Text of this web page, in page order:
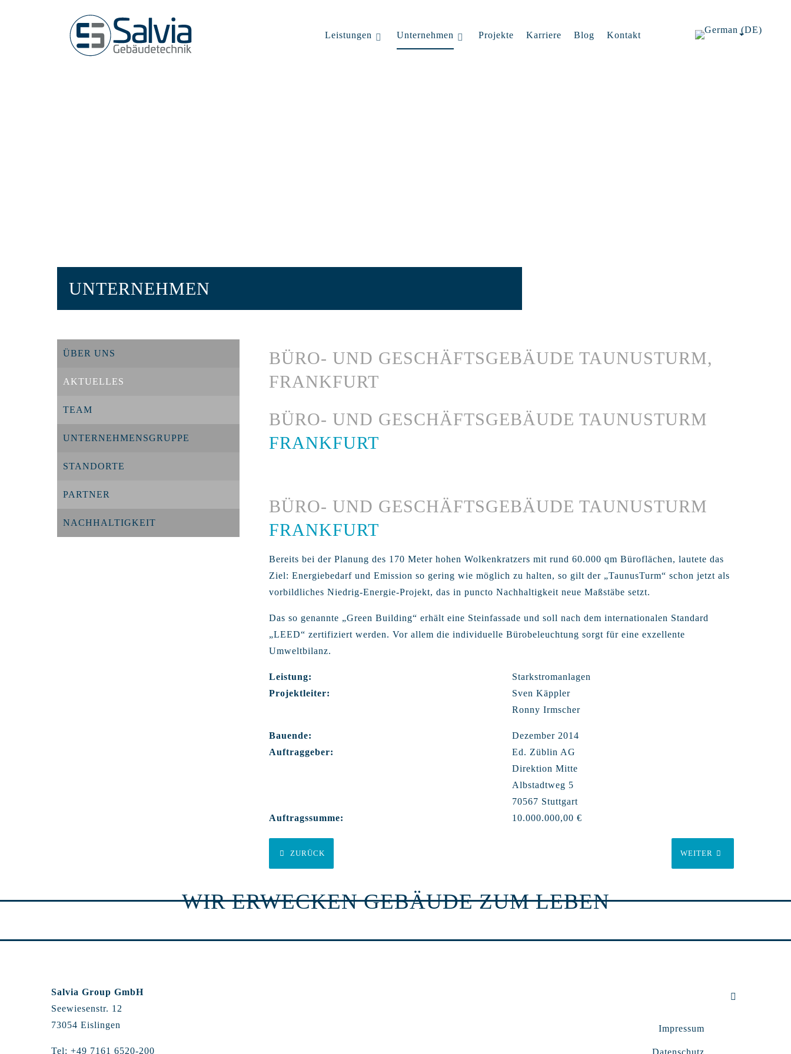
Leistungen Unternehmen Projekte Karriere Blog Kontakt
UNTERNEHMEN
ÜBER UNS
AKTUELLES
TEAM
UNTERNEHMENSGRUPPE
STANDORTE
PARTNER
NACHHALTIGKEIT
BÜRO- UND GESCHÄFTSGEBÄUDE TAUNUSTURM,
FRANKFURT
BÜRO- UND GESCHÄFTSGEBÄUDE TAUNUSTURM
FRANKFURT
BÜRO- UND GESCHÄFTSGEBÄUDE TAUNUSTURM
FRANKFURT
Bereits bei der Pla­nung des 170 Meter hohen Wolken­kratzers mit rund 60.000 qm Büro­flächen, lautete das
Ziel: Energie­bedarf und Emission so gering wie möglich zu halten, so gilt der „TaunusTurm“ schon jetzt als
vorbildliches Niedrig-Energie-Projekt, das in puncto Nach­haltig­keit neue Maßstäbe setzt.
Das so genannte „Green Building“ erhält eine Stein­fassade und soll nach dem inter­nationalen Standard
„LEED“ zertifiziert werden. Vor allem die individuelle Büro­be­leuchtung sorgt für eine exzellente
Umweltbilanz.
Leistung:
Starkstromanlagen
Projektleiter:
Sven Käppler
Ronny Irmscher
Bauende:
Dezember 2014
Auftraggeber:
Ed. Züblin AG
Direktion Mitte
Albstadtweg 5
70567 Stuttgart
Auftragssumme:
10.000.000,00 €
ZURÜCK WEITER
WIR ERWECKEN GEBÄUDE ZUM LEBEN
Salvia Group GmbH
Seewiesenstr. 12
73054 Eislingen
Tel: +49 7161 6520-200
Impressum
Datenschutz